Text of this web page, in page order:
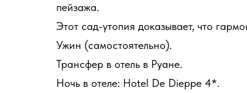
пейзажа.
Этот сад-утопия доказывает, что
Ужин (самостоятельно).
Трансфер в отель в Руане.
Ночь в отеле: Hotel De Dieppe 4*.